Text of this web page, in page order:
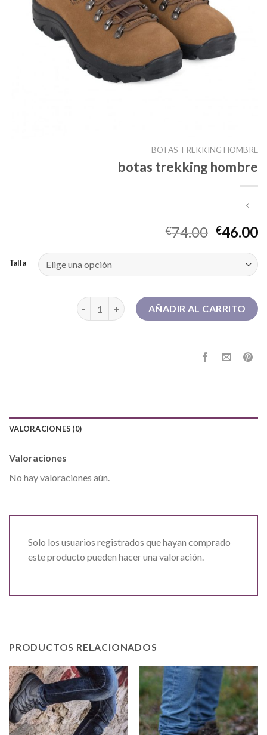
BOTAS TREKKING HOMBRE
botas trekking hombre
€74.00 €46.00
Talla
botas trekking hombre cantidad
AÑADIR AL CARRITO
VALORACIONES (0)
Valoraciones
No hay valoraciones aún.
Solo los usuarios registrados que hayan comprado
este producto pueden hacer una valoración.
PRODUCTOS RELACIONADOS